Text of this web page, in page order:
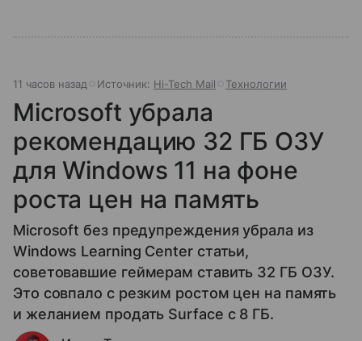
11 часов назад Источник: Hi-Tech Mail Технологии
Microsoft убрала
рекомендацию 32 ГБ ОЗУ
для Windows 11 на фоне
роста цен на память
Microsoft без предупреждения убрала из
Windows Learning Center статьи,
советовавшие геймерам ставить 32 ГБ ОЗУ.
Это совпало с резким ростом цен на память
и желанием продать Surface с 8 ГБ.